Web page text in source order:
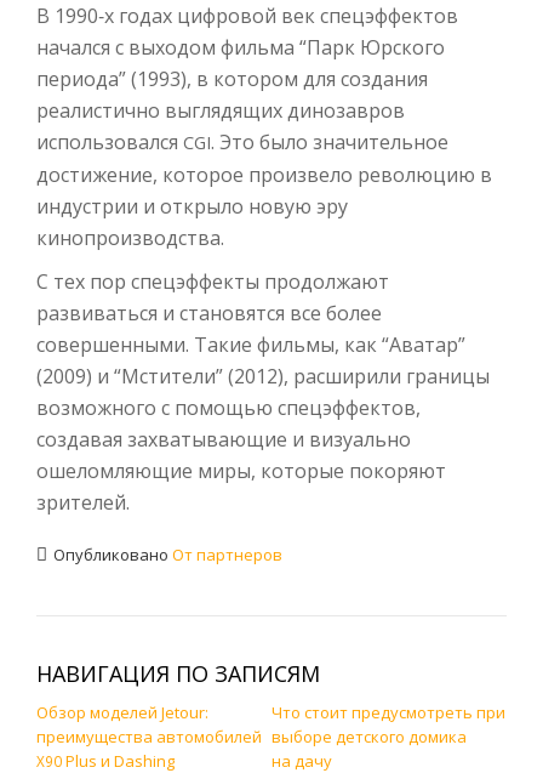
В 1990‑х годах цифровой век спецэффектов
начался с выходом фильма “Парк Юрского
периода” (1993), в котором для создания
реалистично выглядящих динозавров
использовался CGI. Это было значительное
достижение, которое произвело революцию в
индустрии и открыло новую эру
кинопроизводства.
С тех пор спецэффекты продолжают
развиваться и становятся все более
совершенными. Такие фильмы, как “Аватар”
(2009) и “Мстители” (2012), расширили границы
возможного с помощью спецэффектов,
создавая захватывающие и визуально
ошеломляющие миры, которые покоряют
зрителей.
Опубликовано От партнеров
НАВИГАЦИЯ ПО ЗАПИСЯМ
Обзор моделей Jetour:
преимущества автомобилей
X90Plus и Dashing
Что стоит предусмотреть при
выборе детского домика
на дачу